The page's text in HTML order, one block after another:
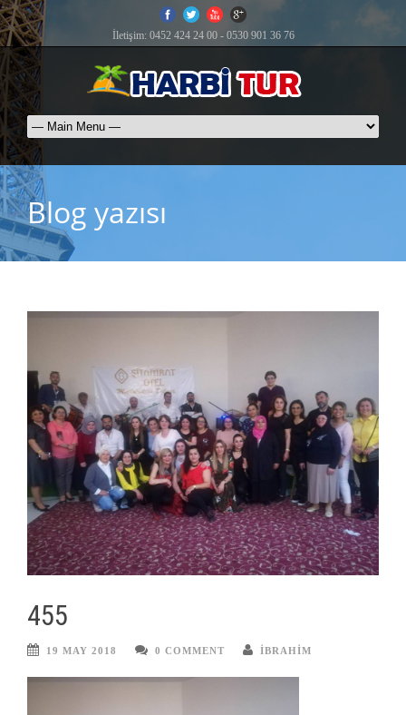
İletişim: 0452 424 24 00 - 0530 901 36 76
Blog yazısı
455
19 MAY 2018 0 COMMENT IBRAHIM